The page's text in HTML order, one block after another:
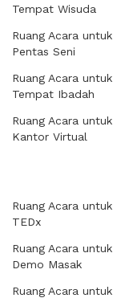
Tempat Wisuda
Ruang Acara untuk
Pentas Seni
Ruang Acara untuk
Tempat Ibadah
Ruang Acara untuk
Kantor Virtual
Ruang Acara untuk
TEDx
Ruang Acara untuk
Demo Masak
Ruang Acara untuk